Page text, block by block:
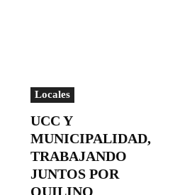
Locales
UCC Y
MUNICIPALIDAD,
TRABAJANDO
JUNTOS POR
QUILINO